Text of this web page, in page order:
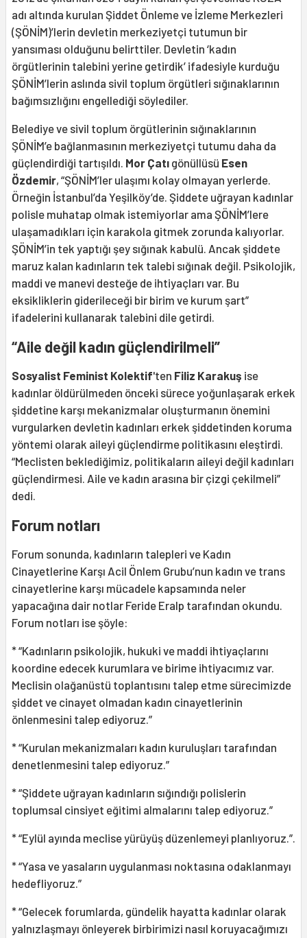
adı altında kurulan Şiddet Önleme ve İzleme Merkezleri
(ŞÖNİM)’lerin devletin merkeziyetçi tutumun bir
yansıması olduğunu belirttiler. Devletin ‘kadın
örgütlerinin talebini yerine getirdik’ ifadesiyle kurduğu
ŞÖNİM’lerin aslında sivil toplum örgütleri sığınaklarının
bağımsızlığını engellediği söylediler.
Belediye ve sivil toplum örgütlerinin sığınaklarının
ŞÖNİM’e bağlanmasının merkeziyetçi tutumu daha da
güçlendirdiği tartışıldı. Mor Çatı gönüllüsü Esen
Özdemir, “ŞÖNİM’ler ulaşımı kolay olmayan yerlerde.
Örneğin İstanbul’da Yeşilköy’de. Şiddete uğrayan kadınlar
polisle muhatap olmak istemiyorlar ama ŞÖNİM’lere
ulaşamadıkları için karakola gitmek zorunda kalıyorlar.
ŞÖNİM’in tek yaptığı şey sığınak kabulü. Ancak şiddete
maruz kalan kadınların tek talebi sığınak değil. Psikolojik,
maddi ve manevi desteğe de ihtiyaçları var. Bu
eksikliklerin giderileceği bir birim ve kurum şart”
ifadelerini kullanarak talebini dile getirdi.
“Aile değil kadın güçlendirilmeli”
Sosyalist Feminist Kolektif'ten Filiz Karakuş ise
kadınlar öldürülmeden önceki sürece yoğunlaşarak erkek
şiddetine karşı mekanizmalar oluşturmanın önemini
vurgularken devletin kadınları erkek şiddetinden koruma
yöntemi olarak aileyi güçlendirme politikasını eleştirdi.
“Meclisten beklediğimiz, politikaların aileyi değil kadınları
güçlendirmesi. Aile ve kadın arasına bir çizgi çekilmeli”
dedi.
Forum notları
Forum sonunda, kadınların talepleri ve Kadın
Cinayetlerine Karşı Acil Önlem Grubu’nun kadın ve trans
cinayetlerine karşı mücadele kapsamında neler
yapacağına dair notlar Feride Eralp tarafından okundu.
Forum notları ise şöyle:
* “Kadınların psikolojik, hukuki ve maddi ihtiyaçlarını
koordine edecek kurumlara ve birime ihtiyacımız var.
Meclisin olağanüstü toplantısını talep etme sürecimizde
şiddet ve cinayet olmadan kadın cinayetlerinin
önlenmesini talep ediyoruz.”
* “Kurulan mekanizmaları kadın kuruluşları tarafından
denetlenmesini talep ediyoruz.”
* “Şiddete uğrayan kadınların sığındığı polislerin
toplumsal cinsiyet eğitimi almalarını talep ediyoruz.”
* “Eylül ayında meclise yürüyüş düzenlemeyi planlıyoruz.”.
* “Yasa ve yasaların uygulanması noktasına odaklanmayı
hedefliyoruz.”
* “Gelecek forumlarda, gündelik hayatta kadınlar olarak
yalnızlaşmayı önleyerek birbirimizi nasıl koruyacağımızı